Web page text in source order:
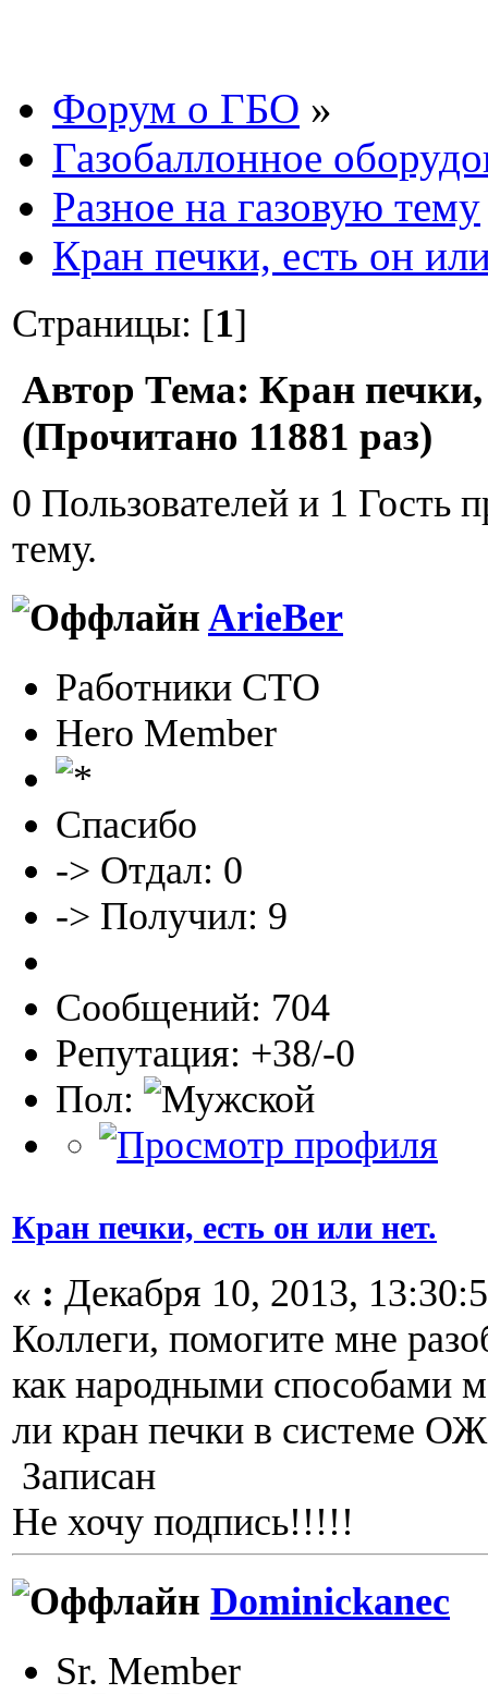
Форум о ГБО »
Газобаллонное
Разное на газовую тему
Кран печки, есть он
Страницы: [1]
Автор Тема: Кран печки,
(Прочитано 11881 раз)
0 Пользователей и 1 Гость
тему.
ArieBer
Работники СТО
Hero Member
Спасибо
-> Отдал: 0
-> Получил: 9
Сообщений: 704
Репутация: +38/-0
Пол:
Кран печки, есть он или нет.
« : Декабря 10, 2013,
Коллеги, помогите мне
как народными способами
ли кран печки в системе
Записан
Не хочу подпись!!!!!
Dominickanec
Sr. Member